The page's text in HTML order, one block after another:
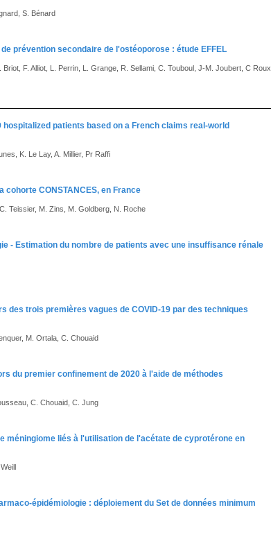
S. Bénard
prévention secondaire de l'ostéoporose : étude EFFEL
F. Alliot, L. Perrin, L. Grange, R. Sellami, C. Touboul, J-M. Joubert, C Roux
patients based on a French claims real-world
K. Le Lay, A. Millier, Pr Raffi
CONSTANCES, en France
Teissier, M. Zins, M. Goldberg, N. Roche
- Estimation du nombre de patients avec une insuffisance rénale
des trois premières vagues de COVID-19 par des techniques
M. Ortala, C. Chouaid
du premier confinement de 2020 à l'aide de méthodes
C. Chouaid, C. Jung
méningiome liés à l'utilisation de l'acétate de cyprotérone en
épidémiologie : déploiement du Set de données minimum